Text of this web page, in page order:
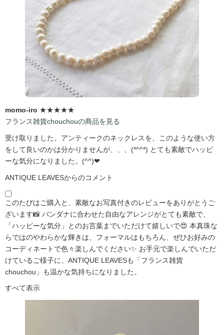
momo-iro ★★★★★
フランス雑貨chouchouの商品を見る
受け取りました。アンティークのネックレスを、このような使い方
をして良いのかは分かりませんが、、、(*^^*) とても素敵でハッピ
ーな気分になりました。(^^)❤
ANTIQUE LEAVESからのコメント
このたびはご購入と、素敵なお写真付きのレビューをありがとうご
ざいます📸 バンダナに合わせた自由なアレンジがとても素敵で、
「ハッピーな気分」とのお言葉までいただけて嬉しいで😍 本真珠な
らではのやわらかな輝きは、フォーマルはもちろん、ぜひお好みの
コーディネートで色々楽しんでください✨ お手元で楽しんでいただ
けているご様子に、ANTIQUE LEAVESも「フランス雑貨
chouchou」も温かな気持ちになりました。
すべて表示